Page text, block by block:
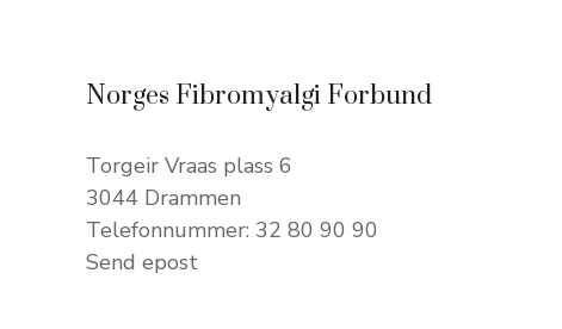
Norges Fibromyalgi Forbund
Torgeir Vraas plass 6
3044 Drammen
Telefonnummer: 32 80 90 90
Send epost